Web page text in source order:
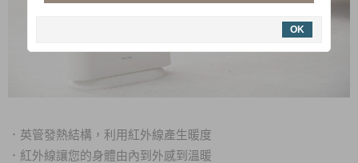
． 英管發熱結構，利用紅外線產生暖度
． 紅外線讓您的身體由內到外感到溫暖
OK